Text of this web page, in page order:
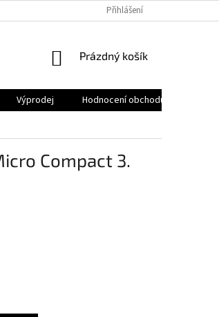
Přihlášení
NÁKUPNÍ
Prázdný košík
Výprodej Hodnocení obchodu
Compact 3.